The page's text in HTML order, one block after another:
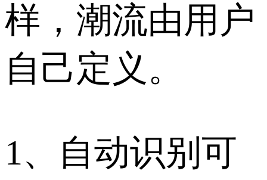
样，潮流由用户
自己定义。
1、自动识别可